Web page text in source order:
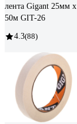
лента Gigant 25мм х
50м GIT-26
4.3(88)